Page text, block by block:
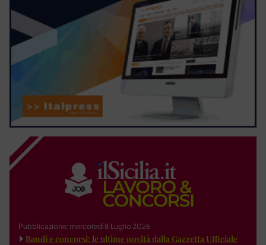
Pubblicazione: mercoledì 8 Luglio 2026
Bandi e concorsi: le ultime novità dalla Gazzetta Ufficiale